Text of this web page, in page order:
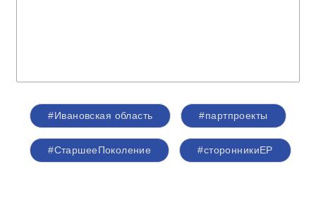
#Ивановская область #партпроекты
#СтаршееПоколение #сторонникиЕР